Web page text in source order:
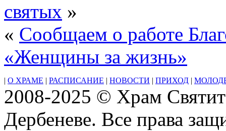
Чудотвррцу
святых »
« Сообщаем о работе
«Женщины за жизнь»
О ХРАМЕ РАСПИСАНИЕ НОВОСТИ ПРИХОД
2008-2025 © Храм
Дербеневе. Все права